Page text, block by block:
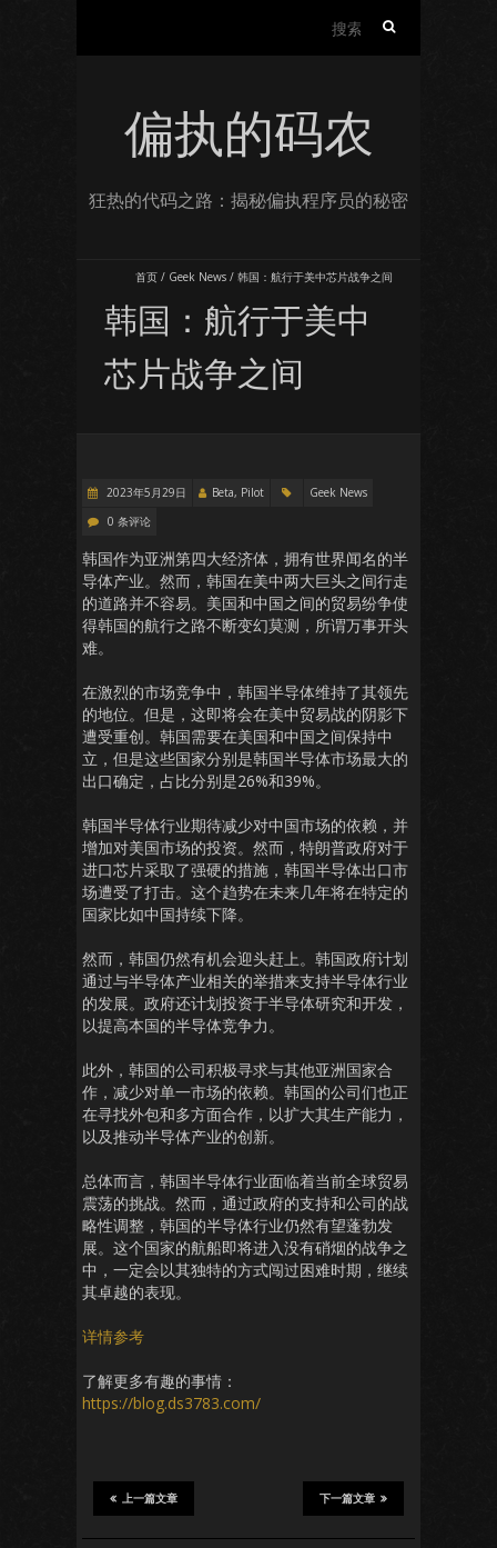
偏执的码农
狂热的代码之路：揭秘偏执程序员的秘密
首页 / Geek News / 韩国：航行于美中芯片战争之间
韩国：航行于美中
芯片战争之间
2023年5月29日 Beta, Pilot
Geek News
0 条评论
韩国作为亚洲第四大经济体，拥有世界闻名的半
导体产业。然而，韩国在美中两大巨头之间行走
的道路并不容易。美国和中国之间的贸易纷争使
得韩国的航行之路不断变幻莫测，所谓万事开头
难。
在激烈的市场竞争中，韩国半导体维持了其领先
的地位。但是，这即将会在美中贸易战的阴影下
遭受重创。韩国需要在美国和中国之间保持中
立，但是这些国家分别是韩国半导体市场最大的
出口确定，占比分别是26%和39%。
韩国半导体行业期待减少对中国市场的依赖，并
增加对美国市场的投资。然而，特朗普政府对于
进口芯片采取了强硬的措施，韩国半导体出口市
场遭受了打击。这个趋势在未来几年将在特定的
国家比如中国持续下降。
然而，韩国仍然有机会迎头赶上。韩国政府计划
通过与半导体产业相关的举措来支持半导体行业
的发展。政府还计划投资于半导体研究和开发，
以提高本国的半导体竞争力。
此外，韩国的公司积极寻求与其他亚洲国家合
作，减少对单一市场的依赖。韩国的公司们也正
在寻找外包和多方面合作，以扩大其生产能力，
以及推动半导体产业的创新。
总体而言，韩国半导体行业面临着当前全球贸易
震荡的挑战。然而，通过政府的支持和公司的战
略性调整，韩国的半导体行业仍然有望蓬勃发
展。这个国家的航船即将进入没有硝烟的战争之
中，一定会以其独特的方式闯过困难时期，继续
其卓越的表现。
详情参考
了解更多有趣的事情：
https://blog.ds3783.com/
下一篇文章
上一篇文章